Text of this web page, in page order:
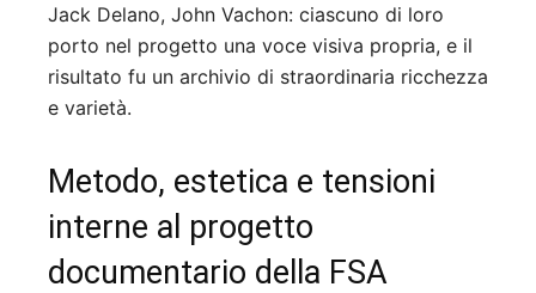
Jack Delano, John Vachon: ciascuno di loro
porto nel progetto una voce visiva propria, e il
risultato fu un archivio di straordinaria ricchezza
e varietà.
Metodo, estetica e tensioni
interne al progetto
documentario della FSA